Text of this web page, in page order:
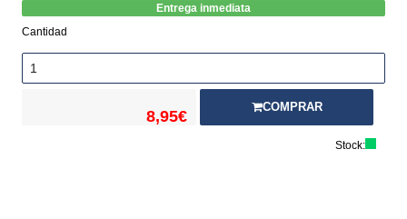
Entrega inmediata
Cantidad
8,95€
COMPRAR
Stock: